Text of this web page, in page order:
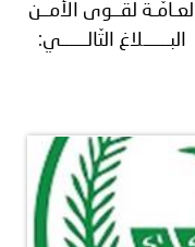
لقــوى الأمــن
التّالــــــي: